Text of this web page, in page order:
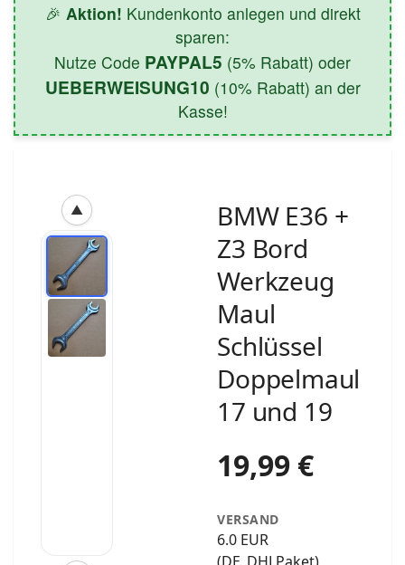
🎉 Aktion! Kundenkonto anlegen und direkt
sparen:
Nutze Code PAYPAL5 (5% Rabatt) oder
UEBERWEISUNG10 (10% Rabatt) an der
Kasse!
▲
BMW E36 +
Z3 Bord
Werkzeug
Maul
Schlüssel
Doppelmaul
17 und 19
19,99 €
VERSAND
6.0 EUR